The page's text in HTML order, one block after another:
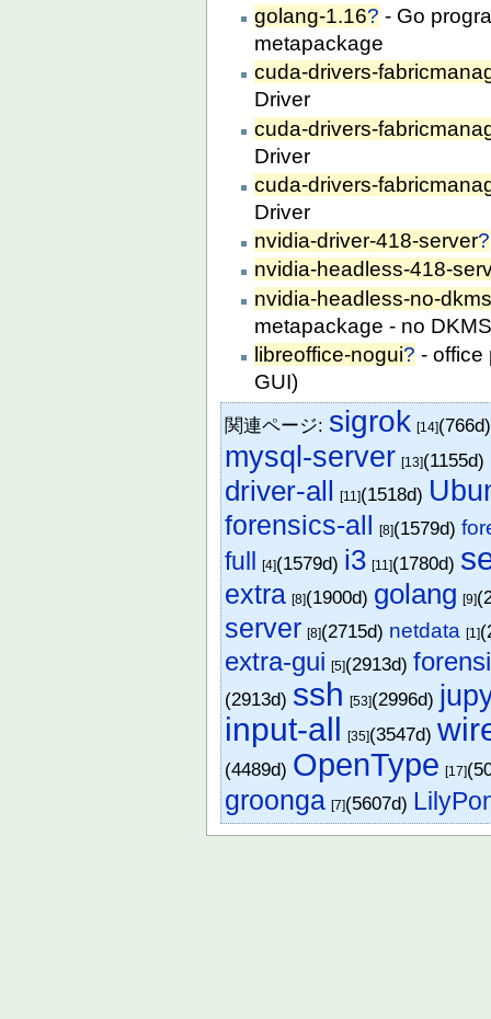
golang-1.16? - Go
metapackage
cuda-drivers-
Driver
cuda-drivers-
Driver
cuda-drivers-
Driver
nvidia-driver-418-server?
nvidia-headless-418-
nvidia-headless-no-
metapackage - no
libreoffice-nogui? - office
GUI)
関連ページ: sigrok [14]
mysql-server [13](1155d)
driver-all [11](1518d)
forensics-all [8](1579d)
full [4](1579d) i3 [11](1780d)
extra [8](1900d) golang [9]
server [8](2715d) netdata [1]
extra-gui [5](2913d)
(2913d) ssh [53](2996d)
input-all [35](3547d)
(4489d) OpenType [17]
groonga [7](5607d)